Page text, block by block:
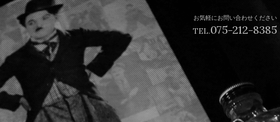
お気軽にお問い合わせください
TEL.075-212-8385